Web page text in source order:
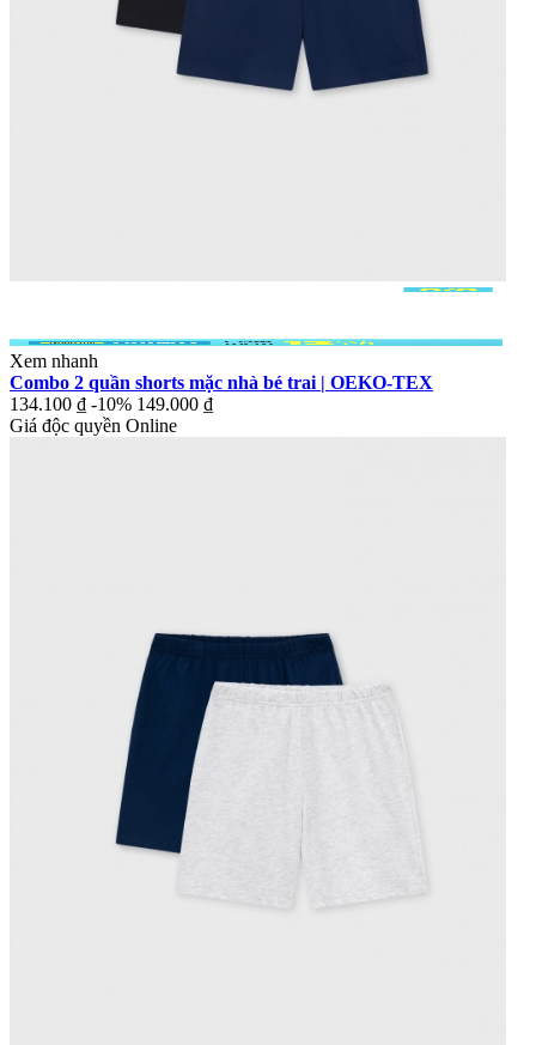
Xem nhanh
Combo 2 quần shorts mặc nhà bé trai | OEKO-TEX
134.100 ₫ -10% 149.000 ₫
Giá độc quyền Online